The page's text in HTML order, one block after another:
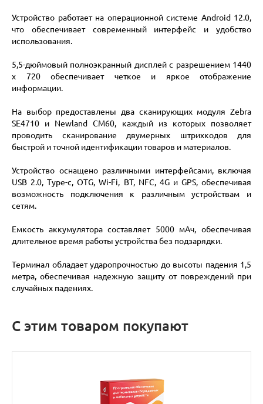
Устройство работает на операционной системе Android 12.0,
что обеспечивает современный интерфейс и удобство
использования.
5,5-дюймовый полноэкранный дисплей с разрешением 1440
x 720 обеспечивает четкое и яркое отображение
информации.
На выбор предоставлены два сканирующих модуля Zebra
SE4710 и Newland CM60, каждый из которых позволяет
проводить сканирование двумерных штрихкодов для
быстрой и точной идентификации товаров и материалов.
Устройство оснащено различными интерфейсами, включая
USB 2.0, Type-c, OTG, Wi-Fi, BT, NFC, 4G и GPS, обеспечивая
возможность подключения к различным устройствам и
сетям.
Емкость аккумулятора составляет 5000 мАч, обеспечивая
длительное время работы устройства без подзарядки.
Терминал обладает ударопрочностью до высоты падения 1,5
метра, обеспечивая надежную защиту от повреждений при
случайных падениях.
С этим товаром покупают